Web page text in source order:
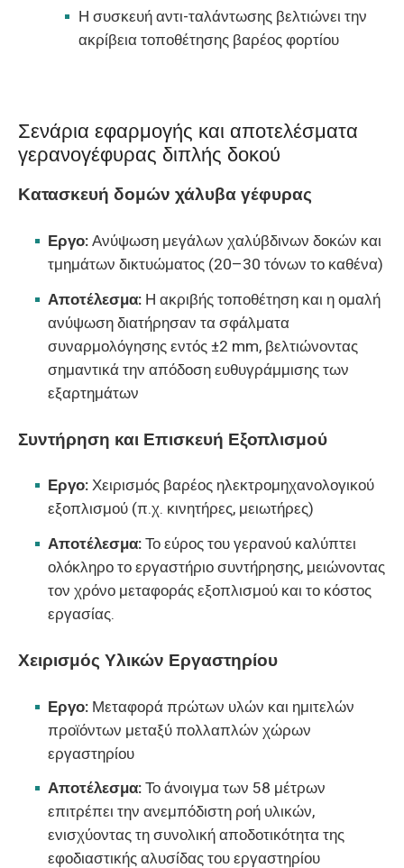
Η συσκευή αντι-ταλάντωσης βελτιώνει την
ακρίβεια τοποθέτησης βαρέος φορτίου
Σενάρια εφαρμογής και αποτελέσματα
γερανογέφυρας διπλής δοκού
Κατασκευή δομών χάλυβα γέφυρας
Εργο:Ανύψωση μεγάλων χαλύβδινων δοκών και
τμημάτων δικτυώματος (20–30 τόνων το καθένα)
Αποτέλεσμα: Η ακριβής τοποθέτηση και η ομαλή
ανύψωση διατήρησαν τα σφάλματα
συναρμολόγησης εντός ±2 mm, βελτιώνοντας
σημαντικά την απόδοση ευθυγράμμισης των
εξαρτημάτων
Συντήρηση και Επισκευή Εξοπλισμού
Εργο:Χειρισμός βαρέος ηλεκτρομηχανολογικού
εξοπλισμού (π.χ. κινητήρες, μειωτήρες)
Αποτέλεσμα:Το εύρος του γερανού καλύπτει
ολόκληρο το εργαστήριο συντήρησης, μειώνοντας
τον χρόνο μεταφοράς εξοπλισμού και το κόστος
εργασίας.
Χειρισμός Υλικών Εργαστηρίου
Εργο: Μεταφορά πρώτων υλών και ημιτελών
προϊόντων μεταξύ πολλαπλών χώρων
εργαστηρίου
Αποτέλεσμα:Το άνοιγμα των 58 μέτρων
επιτρέπει την ανεμπόδιστη ροή υλικών,
ενισχύοντας τη συνολική αποδοτικότητα της
εφοδιαστικής αλυσίδας του εργαστηρίου